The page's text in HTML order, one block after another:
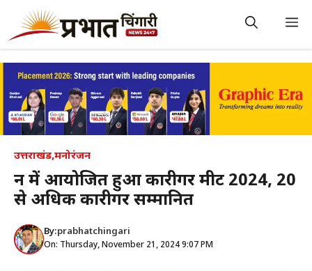
content
उत्तराखंड,मनोरंजन
दून में आयोजित हुआ कारीगर मीट 2024, 20
से अधिक कारीगर सम्मानित
By:prabhatchingari
On: Thursday, November 21, 2024 9:07 PM